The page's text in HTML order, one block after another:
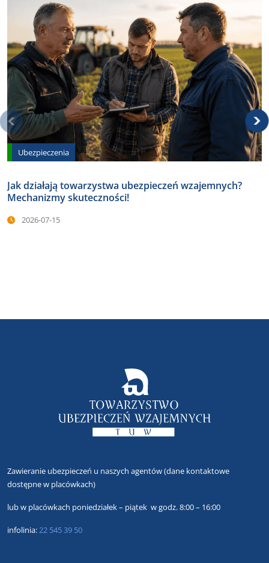
Ubezpieczenia
Jak działają towarzystwa ubezpieczeń wzajemnych?
Mechanizmy skuteczności!
2026-07-15
Zawieranie ubezpieczeń u naszych agentów(dane kontaktowe
dostępne w placówkach)
lubw placówkach poniedziałek – piątek w godz. 8:00 – 16:00
infolinia:22 545 39 50